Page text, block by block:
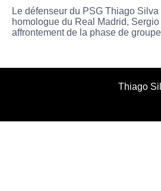
Le défenseur du PSG Thiago Silva
homologue du Real Madrid,
affrontement de la phase de
Thiago